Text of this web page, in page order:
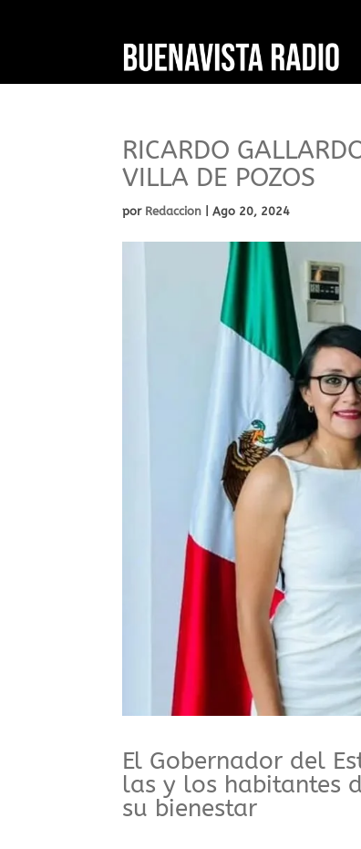
RICARDO
VILLA DE POZOS
por Redaccion |Ago 20, 2024
El Gobernador del
las y los habitantes
su bienestar